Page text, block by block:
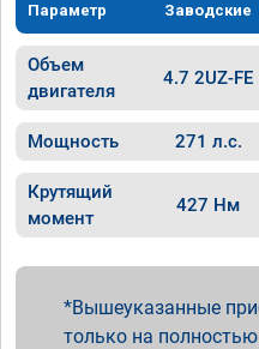
Параметр Заводские
Объем
двигателя
4.7 2UZ-FE
Мощность 271 л.с.
Крутящий
момент
427 Нм
Вышеуказанные
только на